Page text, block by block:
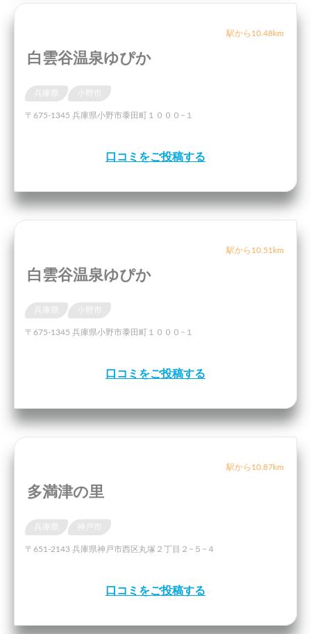
駅から10.48km
白雲谷温泉ゆぴか
〒675-1345 兵庫県小野市黍田町１０００−１
口コミをご投稿する
駅から10.51km
白雲谷温泉ゆぴか
〒675-1345 兵庫県小野市黍田町１０００−１
口コミをご投稿する
駅から10.87km
多満津の里
〒651-2143 兵庫県神戸市西区丸塚２丁目２−５−４
口コミをご投稿する